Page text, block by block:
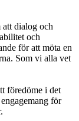
att dialog och
och
för att möta en
Som vi alla vet
föredöme i det
för